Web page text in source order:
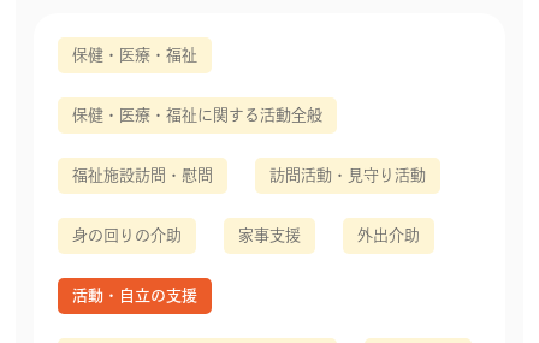
保健・医療・福祉
保健・医療・福祉に関する活動全般
福祉施設訪問・慰問 訪問活動・見守り活動
身の回りの介助 家事支援 外出介助
活動・自立の支援